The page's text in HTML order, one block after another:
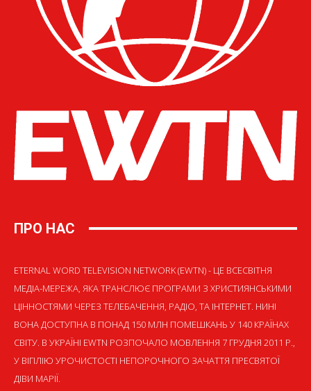
ПРО НАС
ETERNAL WORD TELEVISION NETWORK (EWTN) - ЦЕ ВСЕСВІТНЯ
МЕДІА-МЕРЕЖА, ЯКА ТРАНСЛЮЄ ПРОГРАМИ З ХРИСТИЯНСЬКИМИ
ЦІННОСТЯМИ ЧЕРЕЗ ТЕЛЕБАЧЕННЯ, РАДІО, ТА ІНТЕРНЕТ. НИНІ
ВОНА ДОСТУПНА В ПОНАД 150 МЛН ПОМЕШКАНЬ У 140 КРАЇНАХ
СВІТУ. В УКРАЇНІ EWTN РОЗПОЧАЛО МОВЛЕННЯ 7 ГРУДНЯ 2011 Р.,
У ВІГІЛІЮ УРОЧИСТОСТІ НЕПОРОЧНОГО ЗАЧАТТЯ ПРЕСВЯТОЇ
ДІВИ МАРІЇ.